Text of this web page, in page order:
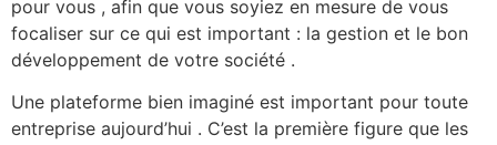
pour vous , afin que vous soyiez en mesure de vous
focaliser sur ce qui est important : la gestion et le bon
développement de votre société .
Une plateforme bien imaginé est important pour toute
entreprise aujourd’hui . C’est la première figure que les